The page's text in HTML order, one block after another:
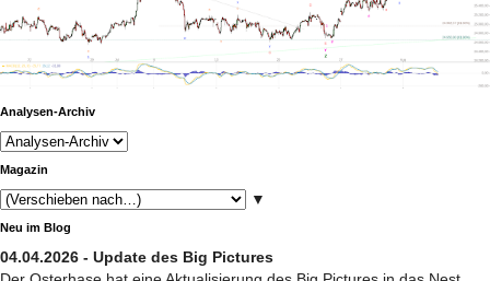
Analysen-Archiv
Magazin
▼
Neu im Blog
04.04.2026 - Update des Big Pictures